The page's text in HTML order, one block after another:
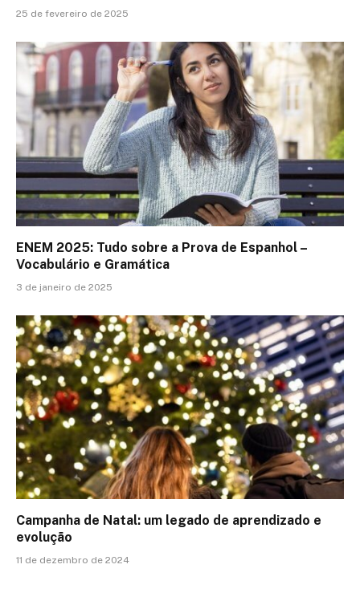
25 de fevereiro de 2025
ENEM 2025: Tudo sobre a Prova de Espanhol –
Vocabulário e Gramática
3 de janeiro de 2025
Campanha de Natal: um legado de aprendizado e
evolução
11 de dezembro de 2024